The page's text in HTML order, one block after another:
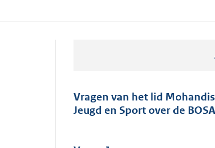
Vragen van het lid
Jeugd en Sport over de